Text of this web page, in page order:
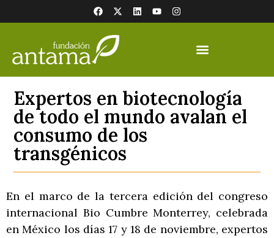
Expertos en biotecnología
de todo el mundo avalan el
consumo de los
transgénicos
En el marco de la tercera edición del congreso
internacional Bio Cumbre Monterrey, celebrada
en México los días 17 y 18 de noviembre, expertos